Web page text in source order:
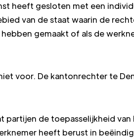
heeft gesloten met een
van de staat waarin de
gemaakt of als de
voor. De kantonrechter te
partijen de toepasselijkheid
heeft berust in